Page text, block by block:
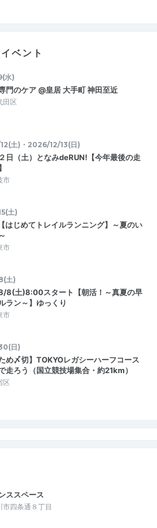
ベント
水)
門のケア @皇居 大手町 神田至近
田区
土)・2026/12/13(日)
日（土）となみdeRUN!【今年最後の走
市
土)
はじめてトレイルランニング】～夏のい
市
土)
8(土)8:00スタート【朝活！～真夏の早
ラン～】ゆっくり
市
日)
ため〆切】TOKYOレガシーハーフコース
走ろう（国立競技場集合・約21km）
区
ススペース
市四条通８丁目